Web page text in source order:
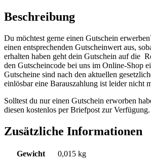
Beschreibung
Du möchtest gerne einen Gutschein
einen entsprechenden Gutscheinwert aus,
erhalten haben geht dein Gutschein auf die
den Gutscheincode bei uns im Online-Shop
Gutscheine sind nach den aktuellen
einlösbar eine Barauszahlung ist leider nicht
Solltest du nur einen Gutschein erworben
diesen kostenlos per Briefpost zur Verfügung.
Zusätzliche Informationen
Gewicht 0,015 kg